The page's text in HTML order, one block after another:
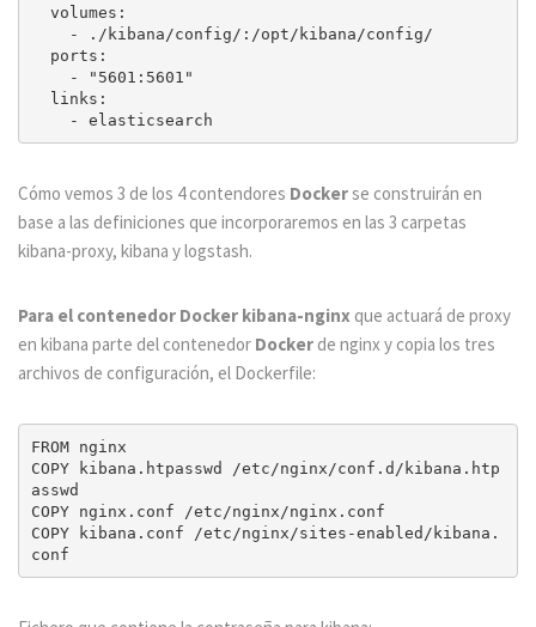
Cómo vemos 3 de los 4 contendores Dockerse construirán en
base a las definiciones que incorporaremos en las 3 carpetas
kibana-proxy, kibana y logstash.
Para el contenedor Docker kibana-nginx que actuará de proxy
en kibana parte del contenedor Docker de nginx y copia los tres
archivos de configuración, el Dockerfile:
FROM nginx
COPY kibana.htpasswd /etc/nginx/conf.d/kibana.htp
asswd
COPY nginx.conf /etc/nginx/nginx.conf
COPY kibana.conf /etc/nginx/sites-enabled/kibana.